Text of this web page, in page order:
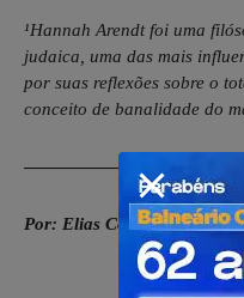
¹Hannah Arendt foi uma
judaica, uma das mais
por suas reflexões sobre o
conceito de banalidade do
——————–
Por: Elias Costa Tenório